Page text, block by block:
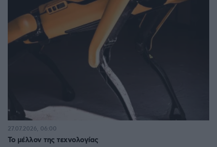
Το μέλλον της τεχνολογίας
27.07.2026, 06:00